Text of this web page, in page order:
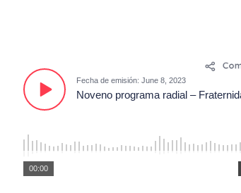
Fecha de emisión: June 8, 2023
00:00